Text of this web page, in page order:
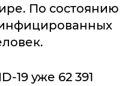
По состоянию
19 уже 62 391